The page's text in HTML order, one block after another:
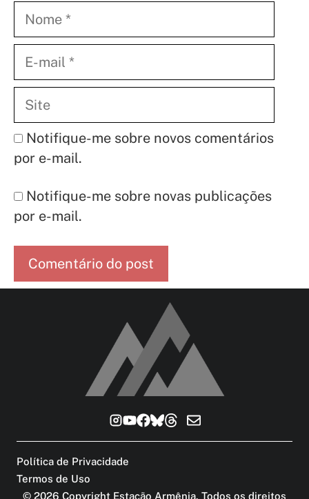
mail
Notifique-me sobre novos comentários
por e-mail.
Notifique-me sobre novas publicações
por e-mail.
© 2026 Copyright Estação Armênia. Todos os direitos
Política de Privacidade
Termos de Uso